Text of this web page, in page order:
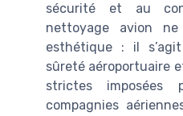
sécurité et au
nettoyage avion
esthétique : il
sûreté aéroportuaire
strictes imposées
compagnies